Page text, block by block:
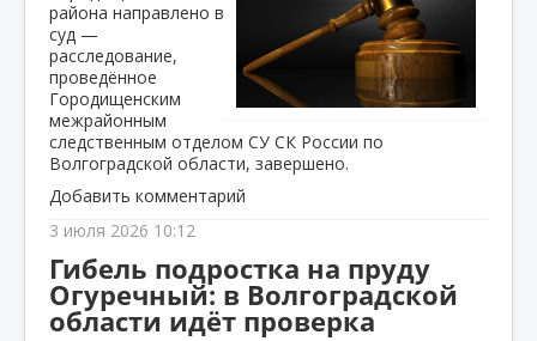
района направлено в
суд —
расследование,
проведённое
Городищенским
межрайонным
следственным отделом СУ СК России по
Волгоградской области, завершено.
Добавить комментарий
3 июля 2026 10:12
Гибель подростка на пруду
Огуречный: в Волгоградской
области идёт проверка